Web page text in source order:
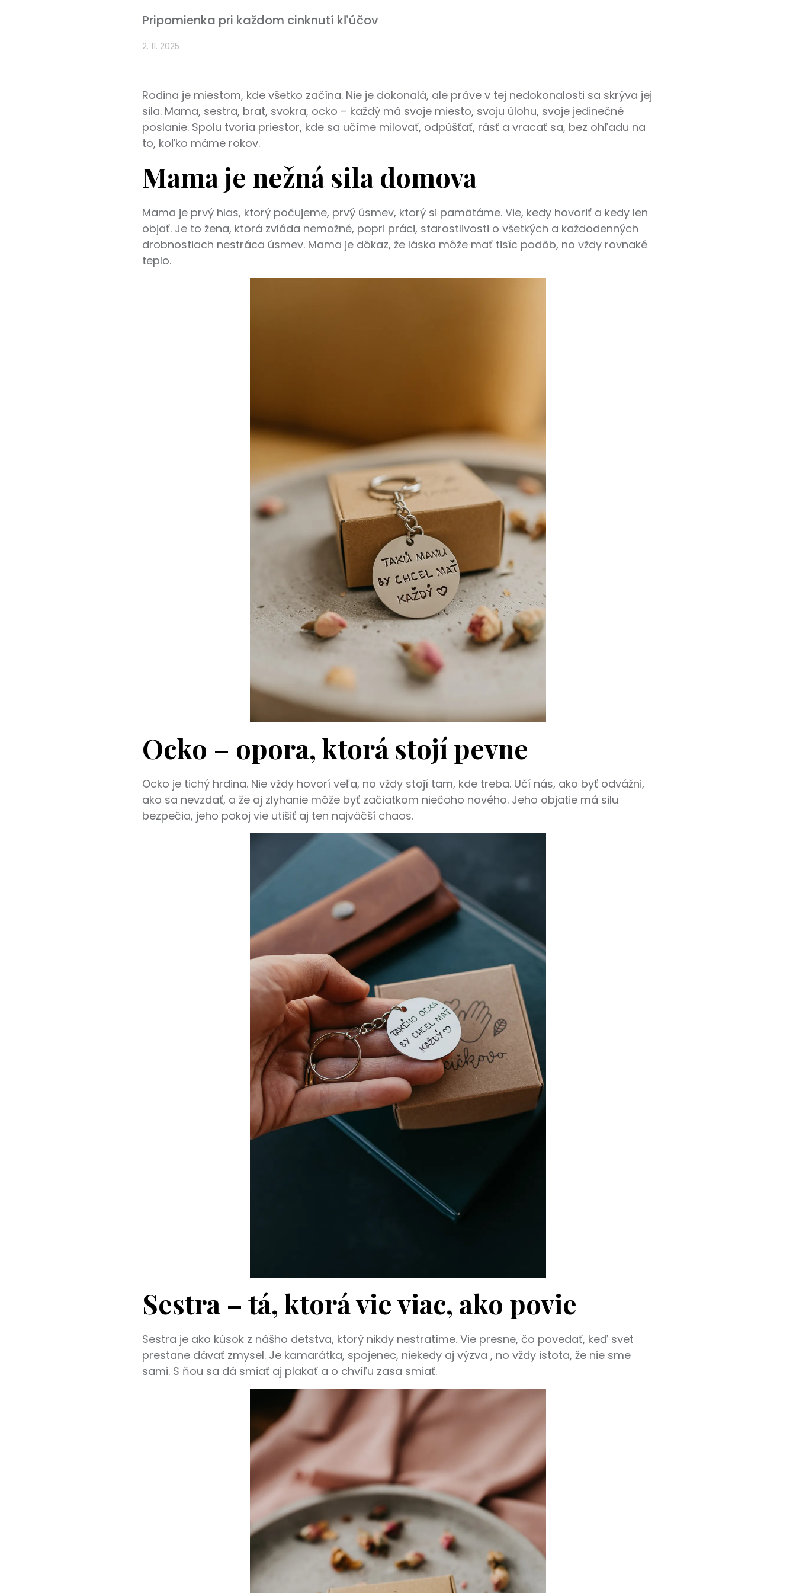
Pripomienka pri každom cinknutí kľúčov
2. 11. 2025
Rodina je miestom, kde všetko začína. Nie je dokonalá, ale práve v tej nedokonalosti sa skrýva jej
sila. Mama, sestra, brat, svokra, ocko – každý má svoje miesto, svoju úlohu, svoje jedinečné
poslanie. Spolu tvoria priestor, kde sa učíme milovať, odpúšťať, rásť a vracať sa, bez ohľadu na
to, koľko máme rokov.
Mama je nežná sila domova
Mama je prvý hlas, ktorý počujeme, prvý úsmev, ktorý si pamätáme. Vie, kedy hovoriť a kedy len
objať. Je to žena, ktorá zvláda nemožné, popri práci, starostlivosti o všetkých a každodenných
drobnostiach nestráca úsmev. Mama je dôkaz, že láska môže mať tisíc podôb, no vždy rovnaké
teplo.
Ocko – opora, ktorá stojí pevne
Ocko je tichý hrdina. Nie vždy hovorí veľa, no vždy stojí tam, kde treba. Učí nás, ako byť odvážni,
ako sa nevzdať, a že aj zlyhanie môže byť začiatkom niečoho nového. Jeho objatie má silu
bezpečia, jeho pokoj vie utišiť aj ten najväčší chaos.
Sestra – tá, ktorá vie viac, ako povie
Sestra je ako kúsok z nášho detstva, ktorý nikdy nestratíme. Vie presne, čo povedať, keď svet
prestane dávať zmysel. Je kamarátka, spojenec, niekedy aj výzva , no vždy istota, že nie sme
sami. S ňou sa dá smiať aj plakať a o chvíľu zasa smiať.